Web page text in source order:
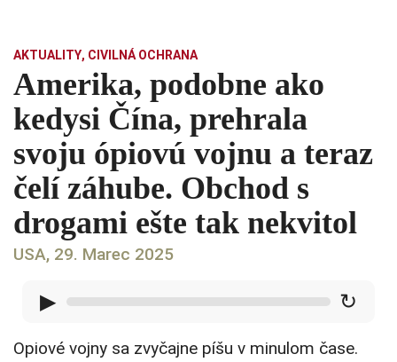
AKTUALITY, CIVILNÁ OCHRANA
Amerika, podobne ako
kedysi Čína, prehrala
svoju ópiovú vojnu a teraz
čelí záhube. Obchod s
drogami ešte tak nekvitol
USA, 29. Marec 2025
▶ ↻
Opiové vojny sa zvyčajne píšu v minulom čase.